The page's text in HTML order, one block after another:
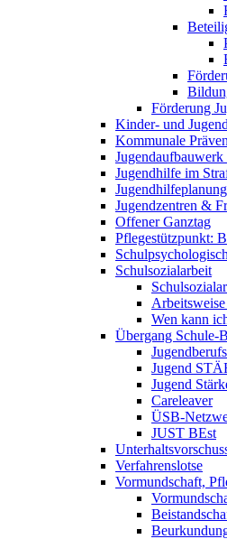
Förderung
Kinder- und
Kommunale
Jugendhilfe im
Jugendhilfeplanung
Jugendzentren &
Offener Ganztag
Pflegestützpunkt:
Schulsozialarbeit
Wen kann
Übergang Schule-
Jugend
Jugend
Careleaver
ÜSB-
JUST BEst
Verfahrenslotse
Vormundschaft,